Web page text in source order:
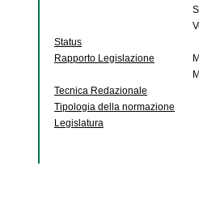
Status
Rapporto Legislazione
Tecnica Redazionale
Tipologia della normazione
Legislatura